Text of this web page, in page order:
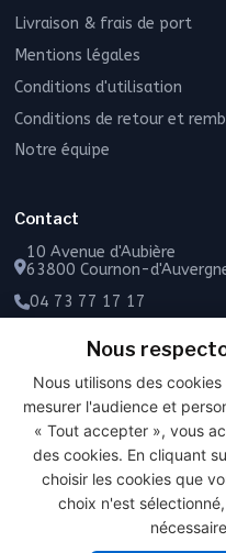
Livraison & frais de port
Mentions légales
Conditions d'utilisation
Conditions de retour et
Notre équipe
Contact
10 Avenue d'Aubière
63800 Cournon-
04 73 77 17 17
PAIEMENT
Nous
Nous utilisons des
mesurer l'audience et
« Tout accepter », vous
des cookies. En cliquant
choisir les cookies que
choix n'est